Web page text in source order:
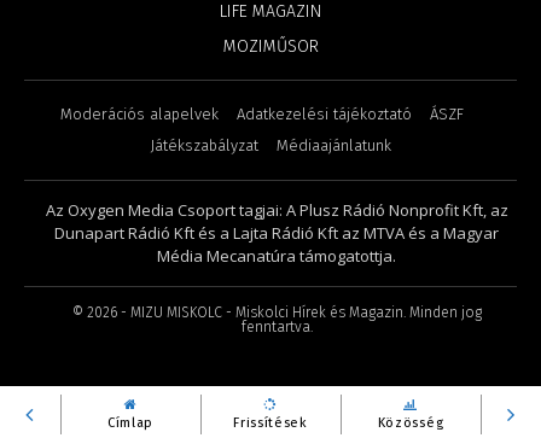
Címlap Frissítések Közösség
LIFE MAGAZIN
MOZIMŰSOR
Moderációs alapelvek Adatkezelési tájékoztató
ÁSZF
Játékszabályzat
Médiaajánlatunk
Az Oxygen Media Csoport tagjai: A Plusz Rádió Nonprofit Kft, az
Dunapart Rádió Kft és a Lajta Rádió Kft az MTVA és a Magyar
Média Mecanatúra támogatottja.
© 2026- MIZU MISKOLC - Miskolci Hírek és Magazin. Minden jog
fenntartva.